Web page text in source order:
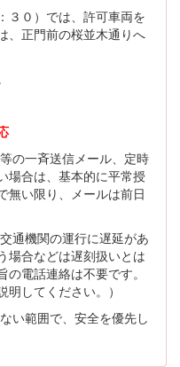
３０）では、許可車両を
、正門前の桜並木通りへ
の一斉送信メール、定時
場合は、基本的に平常授
無い限り、メールは前日
通機関の運行に遅延があ
場合などは遅刻扱いとは
電話連絡は不要です。
してください。）
い範囲で、安全を優先し